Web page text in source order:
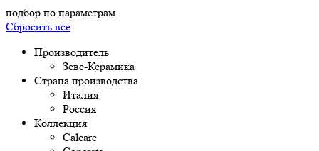
подбор по параметрам
Сбросить все
Производитель
Зевс-Керамика
Страна производства
Италия
Россия
Коллекция
Calcare